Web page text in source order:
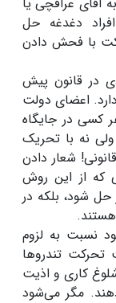
دغدغه حل
با فحش دادن
در قانون پیش
اعضای دولت
هر کسی در جایگاه
نه با تحریک
شعار دادن
که از این روش
حل شود، بلکه در
نسبت به لزوم
تحرکت تندروها
کاری و اذیت
مگر می‌شود